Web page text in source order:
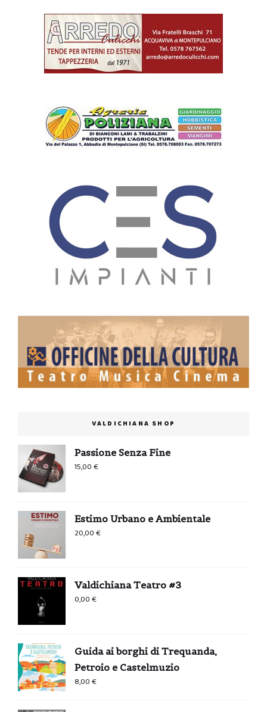
VALDICHIANA SHOP
Passione Senza Fine
15,00€
Estimo Urbano e Ambientale
20,00€
Valdichiana Teatro #3
0,00€
Guida ai borghi di Trequanda,
Petroio e Castelmuzio
8,00€